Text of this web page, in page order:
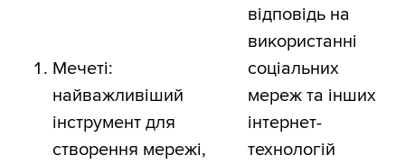
Мечеті:
найважливіший
інструмент для
створення мережі,
відповідь на
використанні
соціальних
мереж та інших
інтернет-
технологій